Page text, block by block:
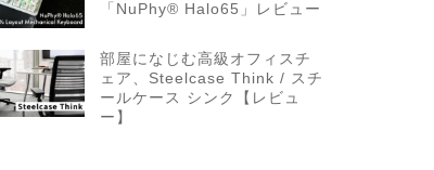
「NuPhy® Halo65」レビュー
部屋になじむ高級オフィスチ
ェア、Steelcase Think / スチ
ールケース シンク【レビュ
ー】